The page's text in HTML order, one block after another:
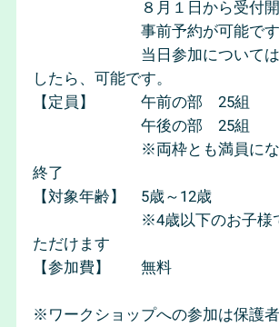
８月１日から受付開
事前予約が可能です
当日参加については空
したら、可能です。
【定員】 午前の部 25組
午後の部 25組
※両枠とも満員になり
終了
【対象年齢】 5歳～12歳
※4歳以下のお子様でも
ただけます
【参加費】 無料
※ワークショップへの参加は保護